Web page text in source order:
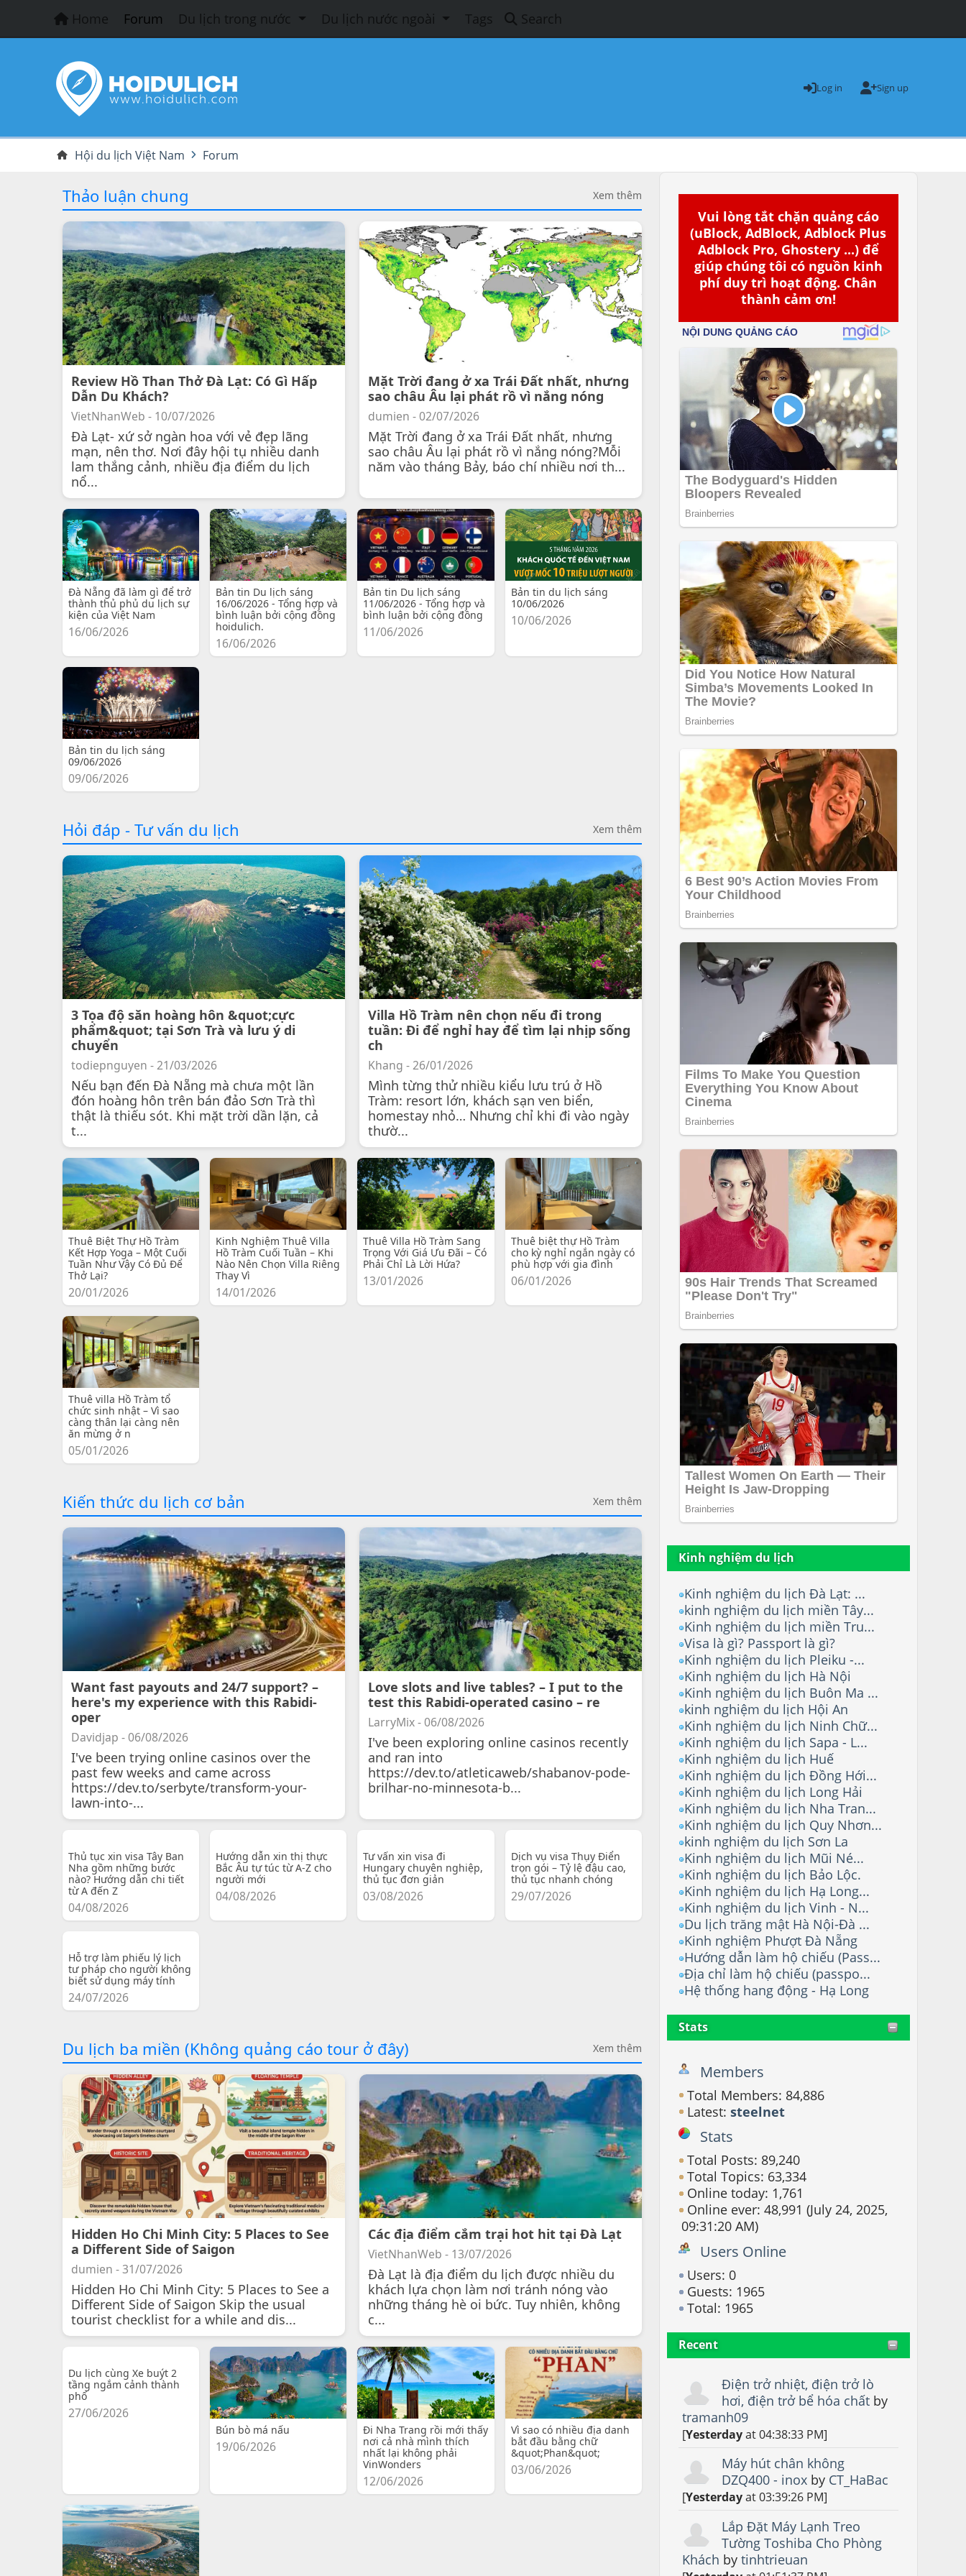
Home Forum Du lịch trong nước Du lịch nước ngoài Tags Search
Log in Sign up
Hội du lịch Việt Nam Forum
Vui lòng tắt chặn quảng cáo
(uBlock, AdBlock, Adblock Plus
Adblock Pro, Ghostery ...) để
giúp chúng tôi có nguồn kinh
phí duy trì hoạt động. Chân
thành cảm ơn!
Kinh nghiệm du lịch
Kinh nghiệm du lịch Đà Lạt: ...
kinh nghiệm du lịch miền Tây...
Kinh nghiệm du lịch miền Tru...
Visa là gì? Passport là gì?
Kinh nghiệm du lịch Pleiku -...
Kinh nghiệm du lịch Hà Nội
Kinh nghiệm du lịch Buôn Ma ...
kinh nghiệm du lịch Hội An
Kinh nghiệm du lịch Ninh Chữ...
Kinh nghiệm du lịch Sapa - L...
Kinh nghiệm du lịch Huế
Kinh nghiệm du lịch Đồng Hới...
Kinh nghiệm du lịch Long Hải
Kinh nghiệm du lịch Nha Tran...
Kinh nghiệm du lịch Quy Nhơn...
kinh nghiệm du lịch Sơn La
Kinh nghiệm du lịch Mũi Né...
Kinh nghiệm du lịch Bảo Lộc.
Kinh nghiệm du lịch Hạ Long...
Kinh nghiệm du lịch Vinh - N...
Du lịch trăng mật Hà Nội-Đà ...
Kinh nghiệm Phượt Đà Nẵng
Hướng dẫn làm hộ chiếu (Pass...
Địa chỉ làm hộ chiếu (passpo...
Hệ thống hang động - Hạ Long
Stats
Members
Total Members: 84,886
Latest:steelnet
Stats
Total Posts: 89,240
Total Topics: 63,334
Online today: 1,761
Online ever: 48,991 (July 24, 2025,
09:31:20 AM)
Users Online
Users: 0
Guests: 1965
Total: 1965
Recent
Điện trở nhiệt, điện trở lò
hơi, điện trở bể hóa chấtby
tramanh09
[Yesterdayat 04:38:33 PM]
Máy hút chân không
DZQ400 - inoxby CT_HaBac
[Yesterdayat 03:39:26 PM]
Lắp Đặt Máy Lạnh Treo
Tường Toshiba Cho Phòng
Khách bytinhtrieuan
Thảo luận chung Xem thêm
Review Hồ Than Thở Đà Lạt: Có Gì Hấp
Dẫn Du Khách?
VietNhanWeb - 10/07/2026
Đà Lạt- xứ sở ngàn hoa với vẻ đẹp lãng
mạn, nên thơ. Nơi đây hội tụ nhiều danh
lam thắng cảnh, nhiều địa điểm du lịch
nổ...
Mặt Trời đang ở xa Trái Đất nhất, nhưng
sao châu Âu lại phát rồ vì nắng nóng
dumien - 02/07/2026
Mặt Trời đang ở xa Trái Đất nhất, nhưng
sao châu Âu lại phát rồ vì nắng nóng?Mỗi
năm vào tháng Bảy, báo chí nhiều nơi th...
Đà Nẵng đã làm gì để trở
thành thủ phủ du lịch sự
kiện của Việt Nam
16/06/2026
Bản tin Du lịch sáng
16/06/2026 - Tổng hợp và
bình luận bởi cộng đồng
hoidulich.
16/06/2026
Bản tin Du lịch sáng
11/06/2026 - Tổng hợp và
bình luận bởi cộng đồng
11/06/2026
Bản tin du lịch sáng
10/06/2026
10/06/2026
Bản tin du lịch sáng
09/06/2026
09/06/2026
Hỏi đáp - Tư vấn du lịch Xem thêm
3 Tọa độ săn hoàng hôn &quot;cực
phẩm&quot; tại Sơn Trà và lưu ý di
chuyển
todiepnguyen - 21/03/2026
Nếu bạn đến Đà Nẵng mà chưa một lần
đón hoàng hôn trên bán đảo Sơn Trà thì
thật là thiếu sót. Khi mặt trời dần lặn, cả
t...
Villa Hồ Tràm nên chọn nếu đi trong
tuần: Đi để nghỉ hay để tìm lại nhịp sống
ch
Khang - 26/01/2026
Mình từng thử nhiều kiểu lưu trú ở Hồ
Tràm: resort lớn, khách sạn ven biển,
homestay nhỏ… Nhưng chỉ khi đi vào ngày
thườ...
Thuê Biệt Thự Hồ Tràm
Kết Hợp Yoga – Một Cuối
Tuần Như Vậy Có Đủ Để
Thở Lại?
20/01/2026
Kinh Nghiệm Thuê Villa
Hồ Tràm Cuối Tuần – Khi
Nào Nên Chọn Villa Riêng
Thay Vì
14/01/2026
Thuê Villa Hồ Tràm Sang
Trọng Với Giá Ưu Đãi – Có
Phải Chỉ Là Lời Hứa?
13/01/2026
Thuê biệt thự Hồ Tràm
cho kỳ nghỉ ngắn ngày có
phù hợp với gia đình
06/01/2026
Thuê villa Hồ Tràm tổ
chức sinh nhật – Vì sao
càng thân lại càng nên
ăn mừng ở n
05/01/2026
Kiến thức du lịch cơ bản Xem thêm
Want fast payouts and 24/7 support? –
here's my experience with this Rabidi-
oper
Davidjap - 06/08/2026
I've been trying online casinos over the
past few weeks and came across
https://dev.to/serbyte/transform-your-
lawn-into-...
Love slots and live tables? – I put to the
test this Rabidi-operated casino – re
LarryMix - 06/08/2026
I've been exploring online casinos recently
and ran into
https://dev.to/atleticaweb/shabanov-pode-
brilhar-no-minnesota-b...
Thủ tục xin visa Tây Ban
Nha gồm những bước
nào? Hướng dẫn chi tiết
từ A đến Z
04/08/2026
Hướng dẫn xin thị thực
Bắc Âu tự túc từ A-Z cho
người mới
04/08/2026
Tư vấn xin visa đi
Hungary chuyên nghiệp,
thủ tục đơn giản
03/08/2026
Dịch vụ visa Thụy Điển
trọn gói – Tỷ lệ đậu cao,
thủ tục nhanh chóng
29/07/2026
Hỗ trợ làm phiếu lý lịch
tư pháp cho người không
biết sử dụng máy tính
24/07/2026
Du lịch ba miền (Không quảng cáo tour ở đây) Xem thêm
Hidden Ho Chi Minh City: 5 Places to See
a Different Side of Saigon
dumien - 31/07/2026
Hidden Ho Chi Minh City: 5 Places to See a
Different Side of Saigon Skip the usual
tourist checklist for a while and dis...
Các địa điểm cắm trại hot hit tại Đà Lạt
VietNhanWeb - 13/07/2026
Đà Lạt là địa điểm du lịch được nhiều du
khách lựa chọn làm nơi tránh nóng vào
những tháng hè oi bức. Tuy nhiên, không
c...
Du lịch cùng Xe buýt 2
tầng ngắm cảnh thành
phố
27/06/2026
Bún bò má nấu
19/06/2026
Đi Nha Trang rồi mới thấy
nơi cả nhà mình thích
nhất lại không phải
VinWonders
12/06/2026
Vì sao có nhiều địa danh
bắt đầu bằng chữ
&quot;Phan&quot;
03/06/2026